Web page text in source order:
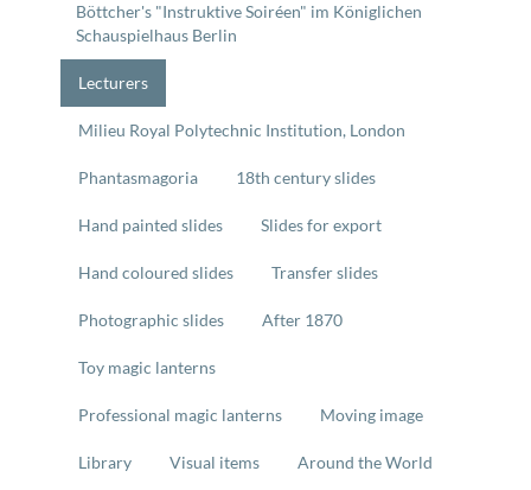
Böttcher's "Instruktive Soiréen" im Königlichen
Schauspielhaus Berlin
Lecturers
Milieu Royal Polytechnic Institution, London
Phantasmagoria 18th century slides
Hand painted slides Slides for export
Hand coloured slides Transfer slides
Photographic slides After 1870
Toy magic lanterns
Professional magic lanterns Moving image
Library Visual items Around the World